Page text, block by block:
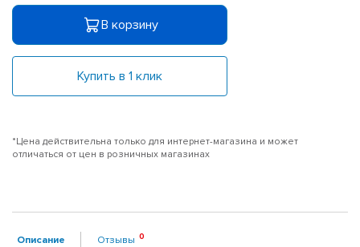
В корзину
Купить в 1 клик
*Цена действительна только для интернет-магазина и может
отличаться от цен в розничных магазинах
Описание Отзывы